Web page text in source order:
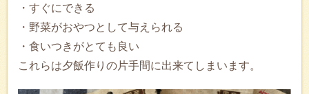
・すぐにできる
・野菜がおやつとして与えられる
・食いつきがとても良い
これらは夕飯作りの片手間に出来てしまいます。